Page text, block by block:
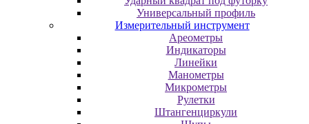
Универсальный профиль
Измерительный инструмент
Ареометры
Индикаторы
Линейки
Манометры
Микрометры
Рулетки
Штангенциркули